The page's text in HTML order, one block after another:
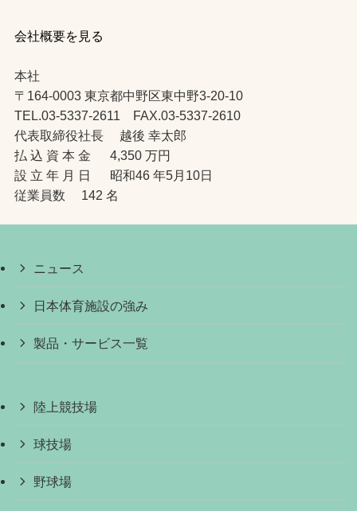
会社概要を見る
本社
〒164-0003 東京都中野区東中野3-20-10
TEL.03-5337-2611 FAX.03-5337-2610
代表取締役社長 越後 幸太郎
払 込 資 本 金 4,350 万円
設 立 年 月 日 昭和46 年5月10日
従業員数 142 名
ニュース
日本体育施設の強み
製品・サービス一覧
陸上競技場
球技場
野球場